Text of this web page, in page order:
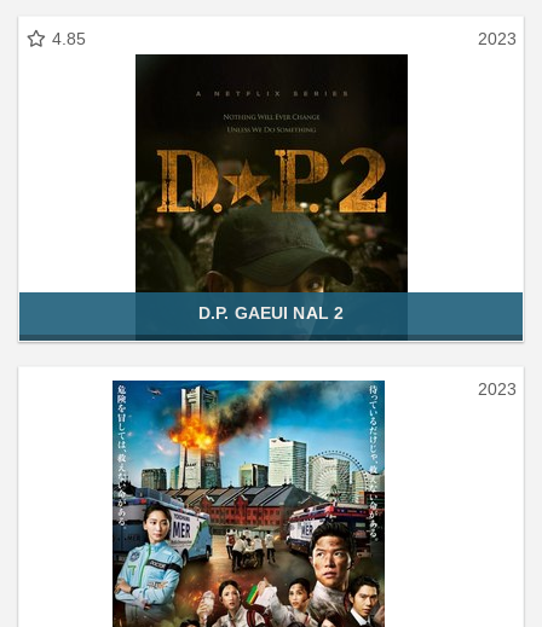
4.85 2023
D.P. GAEUI NAL 2
2023